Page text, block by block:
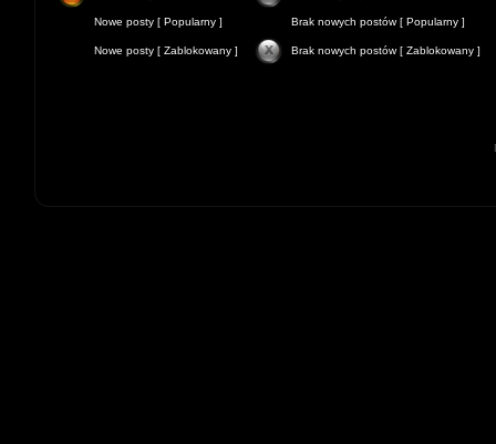
Nowe posty [ Popularny ] Brak nowych postów [ Popularny ]
Nowe posty [ Zablokowany ] Brak nowych postów [ Zablokowany ]